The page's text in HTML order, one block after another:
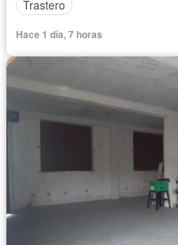
Trastero
Hace 1 día, 7 horas